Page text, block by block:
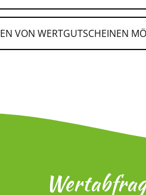
VON WERTGUTSCHEINEN